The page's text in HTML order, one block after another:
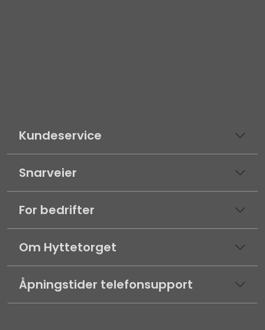
Kundeservice
Snarveier
For bedrifter
Om Hyttetorget
Åpningstider telefonsupport